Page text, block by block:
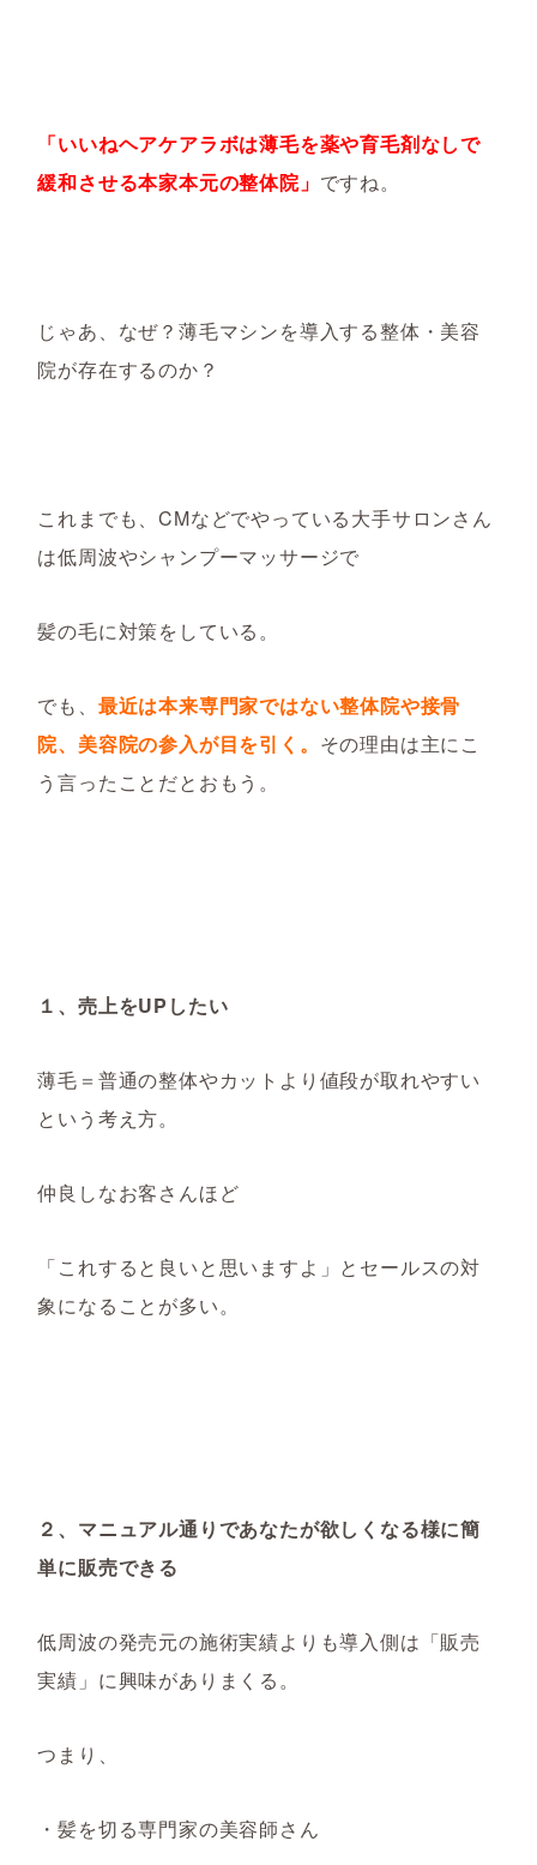
「いいねヘアケアラボは薄毛を薬や育毛剤なしで
緩和させる本家本元の整体院」 ですね。
じゃあ、なぜ？薄毛マシンを導入する整体・美容
院が存在するのか？
これまでも、CMなどでやっている大手サロンさん
は低周波やシャンプーマッサージで
髪の毛に対策をしている。
でも、 最近は本来専門家ではない整体院や接骨
院、美容院の参入が目を引く。 その理由は主にこ
う言ったことだとおもう。
１、売上をUPしたい
薄毛＝普通の整体やカットより値段が取れやすい
という考え方。
仲良しなお客さんほど
「これすると良いと思いますよ」とセールスの対
象になることが多い。
２、マニュアル通りであなたが欲しくなる様に簡
単に販売できる
低周波の発売元の施術実績よりも導入側は「販売
実績」に興味がありまくる。
つまり、
・髪を切る専門家の美容師さん